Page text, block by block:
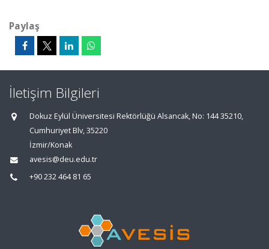
Paylaş
İletişim Bilgileri
Dokuz Eylül Üniversitesi Rektörlüğü Alsancak, No: 144 35210,
Cumhuriyet Blv, 35220
İzmir/Konak
avesis@deu.edu.tr
+90 232 464 81 65